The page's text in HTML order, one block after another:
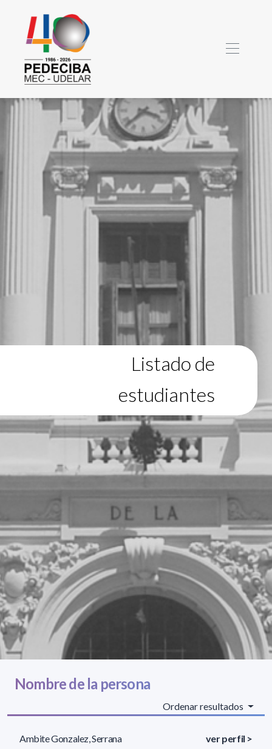
Listado de
estudiantes
Nombre de la persona
Ordenar resultados
Ambite Gonzalez, Serrana ver perfil >